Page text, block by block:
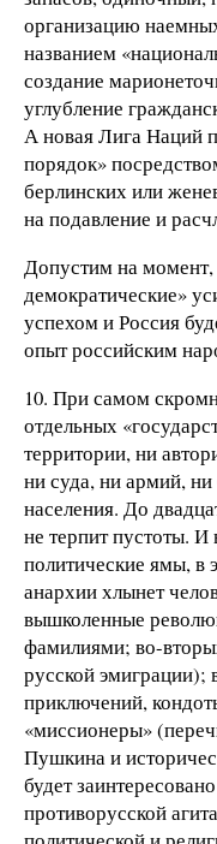
организацию
названием
создание
углубление
А новая Лига Наций
порядок»
берлинских или
на подавление и
Допустим на момент,
демократические»
успехом и Россия
опыт российским
10. При самом
отдельных
территории, ни
ни суда, ни армий,
населения. До
не терпит пустоты. И
политические ямы, в
анархии хлынет
вышколенные
фамилиями; во-
русской эмиграции);
приключений,
«миссионеры»
Пушкина и
будет
противорусской